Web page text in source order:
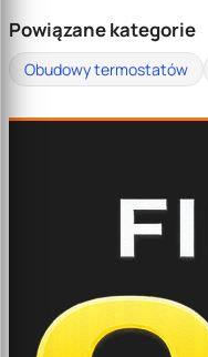
Powiązane kategorie
Obudowy termostatów